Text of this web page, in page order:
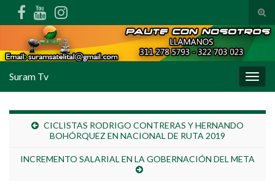
Suram Tv
CICLISTAS RODRIGO CONTRERAS Y HERNANDO
BOHÓRQUEZ EN NACIONAL DE RUTA 2019
INCREMENTO SALARIAL EN LA GOBERNACIÓN DEL META